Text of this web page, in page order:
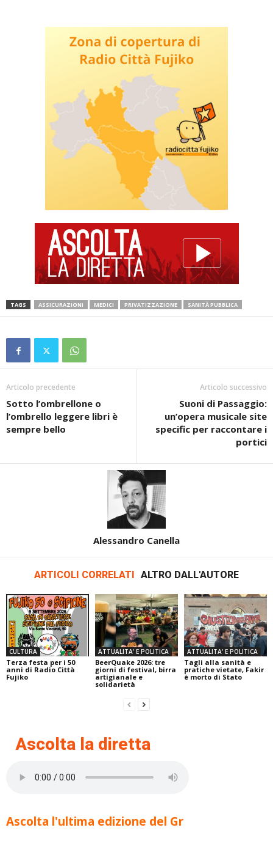
TAGS ASSICURAZIONI MEDICI PRIVATIZZAZIONE SANITÀ PUBBLICA
Articolo precedente
Sotto l’ombrellone o
l’ombrello leggere libri è
sempre bello
Articolo successivo
Suoni di Passaggio:
un’opera musicale site
specific per raccontare i
portici
Alessandro Canella
ARTICOLI CORRELATI ALTRO DALL'AUTORE
CULTURA
Terza festa per i 50
anni di Radio Città
Fujiko
ATTUALITA' E POLITICA
BeerQuake 2026: tre
giorni di festival, birra
artigianale e
solidarietà
ATTUALITA' E POLITICA
Tagli alla sanità e
pratiche vietate, Fakir
è morto di Stato
Ascolta la diretta
Ascolta l'ultima edizione del Gr